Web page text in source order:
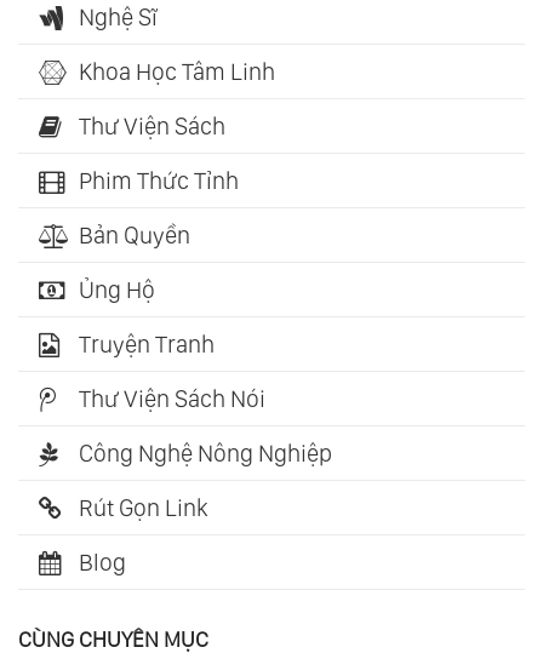
Nghệ Sĩ
Khoa Học Tâm Linh
Thư Viện Sách
Phim Thức Tỉnh
Bản Quyền
Ủng Hộ
Truyện Tranh
Thư Viện Sách Nói
Công Nghệ Nông Nghiệp
Rút Gọn Link
Blog
CÙNG CHUYÊN MỤC